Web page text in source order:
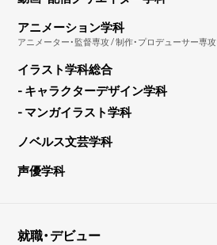
アニメーション学科
アニメーター・監督専攻 / 制作・プロデューサー専攻
イラスト学科総合
- キャラクターデザイン学科
- マンガイラスト学科
ノベルス文芸学科
声優学科
就職・デビュー